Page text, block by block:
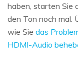
haben, starten Sie
den Ton noch mal.
wie Sie das
HDMI-Audio